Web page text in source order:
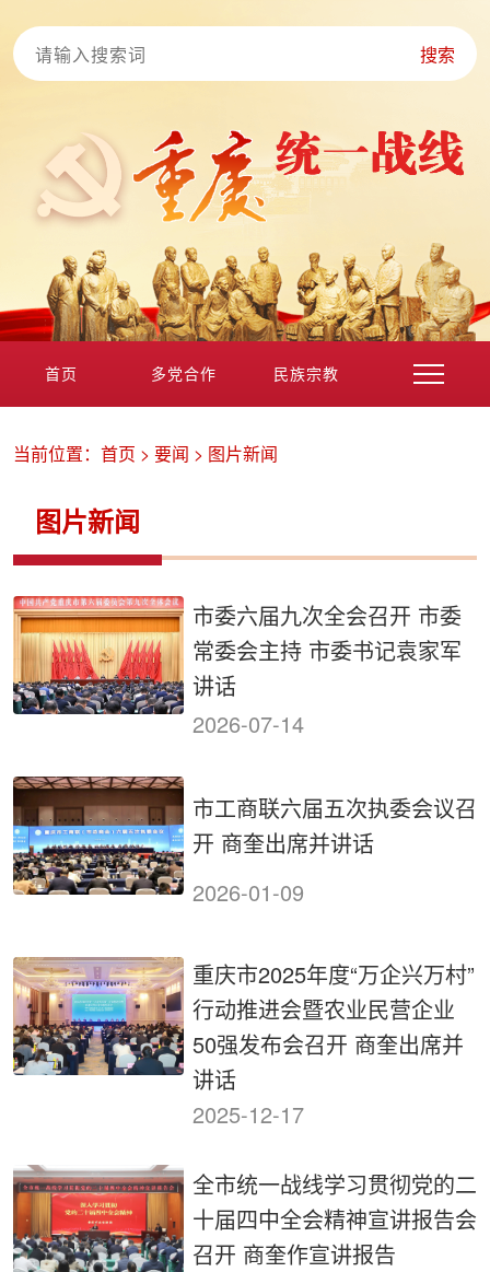
搜索
首页 多党合作 民族宗教
侨务工作
当前位置： 首页 > 要闻 > 图片新闻
图片新闻
市委六届九次全会召开 市委
常委会主持 市委书记袁家军
讲话
2026-07-14
市工商联六届五次执委会议召
开 商奎出席并讲话
2026-01-09
重庆市2025年度“万企兴万村”
行动推进会暨农业民营企业
50强发布会召开 商奎出席并
讲话
2025-12-17
全市统一战线学习贯彻党的二
十届四中全会精神宣讲报告会
召开 商奎作宣讲报告